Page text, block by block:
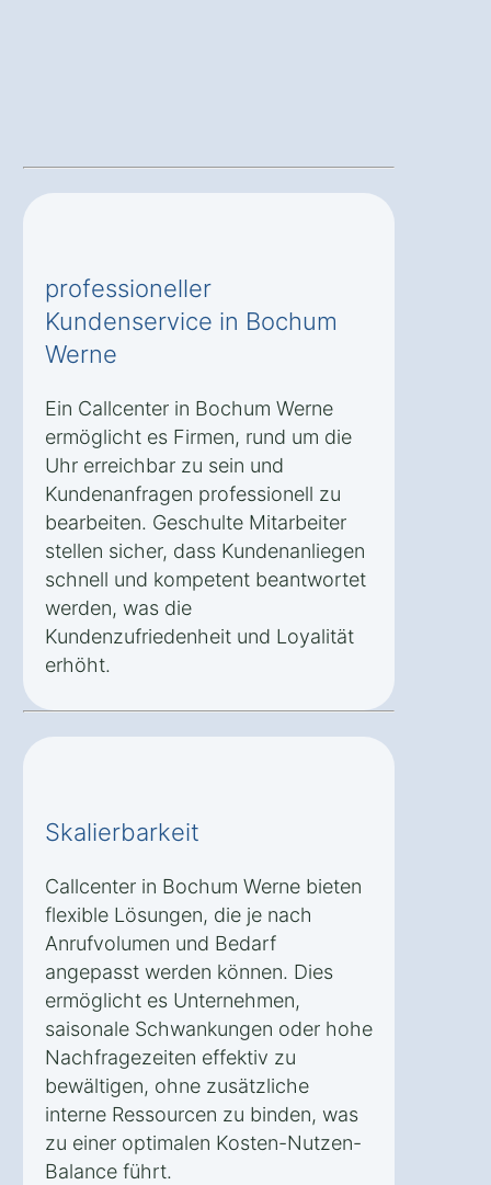
professioneller
Kundenservice in Bochum
Werne
Ein Callcenter in Bochum Werne
ermöglicht es Firmen, rund um die
Uhr erreichbar zu sein und
Kundenanfragen professionell zu
bearbeiten. Geschulte Mitarbeiter
stellen sicher, dass Kundenanliegen
schnell und kompetent beantwortet
werden, was die
Kundenzufriedenheit und Loyalität
erhöht.
Skalierbarkeit
Callcenter in Bochum Werne bieten
flexible Lösungen, die je nach
Anrufvolumen und Bedarf
angepasst werden können. Dies
ermöglicht es Unternehmen,
saisonale Schwankungen oder hohe
Nachfragezeiten effektiv zu
bewältigen, ohne zusätzliche
interne Ressourcen zu binden, was
zu einer optimalen Kosten-Nutzen-
Balance führt.